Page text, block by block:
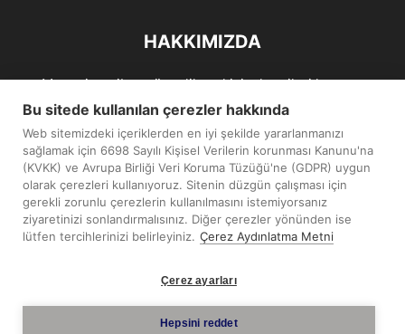
HAKKIMIZDA
Maramiro; siber güvenlik ve kişisel verileri koruma
alanlarıın sağlıklı büyümelerine odaklanarak bu sektörlerle
ilgili güncel haber ve analizler hazırlayıp yayınlayan bir
haber sitesidir.
İletişim:maramiro@sentezmedya.com.tr
BIZI TAKIP EDIN
Bu sitede kullanılan çerezler hakkında
Web sitemizdeki içeriklerden en iyi şekilde yararlanmanızı
sağlamak için 6698 Sayılı Kişisel Verilerin korunması Kanunu'na
(KVKK) ve Avrupa Birliği Veri Koruma Tüzüğü'ne (GDPR) uygun
olarak çerezleri kullanıyoruz. Sitenin düzgün çalışması için
gerekli zorunlu çerezlerin kullanılmasını istemiyorsanız
ziyaretinizi sonlandırmalısınız. Diğer çerezler yönünden ise
lütfen tercihlerinizi belirleyiniz. Çerez Aydınlatma Metni
Çerez ayarları
Hepsini reddet